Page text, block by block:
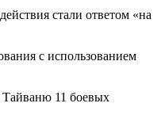
стали ответом «на
с использованием
Тайваню 11 боевых